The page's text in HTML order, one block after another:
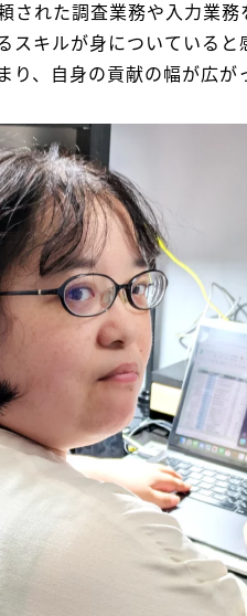
れた調査業務や入力業務
キルが身についていると
、自身の貢献の幅が広が